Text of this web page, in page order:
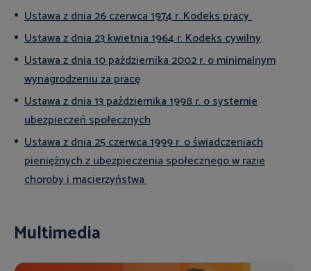
Ustawa z dnia 26 czerwca 1974 r. Kodeks pracy
Ustawa z dnia 23 kwietnia 1964 r. Kodeks cywilny
Ustawa z dnia 10 października 2002 r. o minimalnym
wynagrodzeniu za pracę
Ustawa z dnia 13 października 1998 r. o systemie
ubezpieczeń społecznych
Ustawa z dnia 25 czerwca 1999 r. o świadczeniach
pieniężnych z ubezpieczenia społecznego w razie
choroby i macierzyństwa
Multimedia